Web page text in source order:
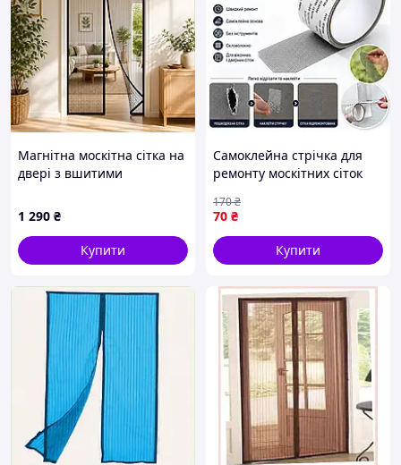
Магнітна москітна сітка на
двері з вшитими
автоматичним
закриванням 90 x 205 см
1 290 ₴
Купити
Самоклейна стрічка для
ремонту москітних сіток
фібергласу
70 ₴
170₴
Купити